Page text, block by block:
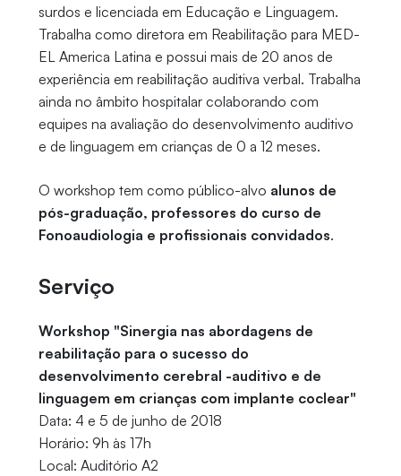
surdos e licenciada em Educação e Linguagem.
Trabalha como diretora em Reabilitação para MED-
EL America Latina e possui mais de 20 anos de
experiência em reabilitação auditiva verbal. Trabalha
ainda no âmbito hospitalar colaborando com
equipes na avaliação do desenvolvimento auditivo
e de linguagem em crianças de 0 a 12 meses.
O workshop tem como público-alvo alunos de
pós-graduação, professores do curso de
Fonoaudiologia e profissionais convidados.
Serviço
Workshop "Sinergia nas abordagens de
reabilitação para o sucesso do
desenvolvimento cerebral -auditivo e de
linguagem em crianças com implante coclear"
Data: 4 e 5 de junho de 2018
Horário: 9h às 17h
Local: Auditório A2